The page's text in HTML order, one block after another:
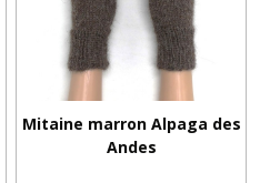
Mitaine marron Alpaga des
Andes